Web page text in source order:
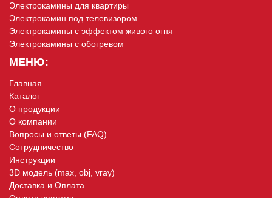
Электрокамины для квартиры
Электрокамин под телевизором
Электрокамины с эффектом живого огня
Электрокамины с обогревом
МЕНЮ:
Главная
Каталог
О продукции
О компании
Вопросы и ответы (FAQ)
Сотрудничество
Инструкции
3D модель (max, obj, vray)
Доставка и Оплата